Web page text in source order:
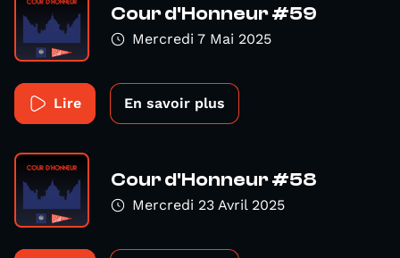
Cour d'Honneur #59
Mercredi 7 Mai 2025
Lire En savoir plus
Cour d'Honneur #58
Mercredi 23 Avril 2025